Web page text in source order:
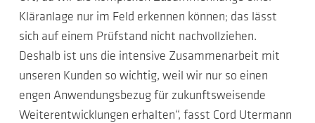
Kläranlage nur im Feld erkennen können; das lässt
sich auf einem Prüfstand nicht nachvollziehen.
Deshalb ist uns die intensive Zusammenarbeit mit
unseren Kunden so wichtig, weil wir nur so einen
engen Anwendungsbezug für zukunftsweisende
Weiterentwicklungen erhalten“, fasst Cord Utermann